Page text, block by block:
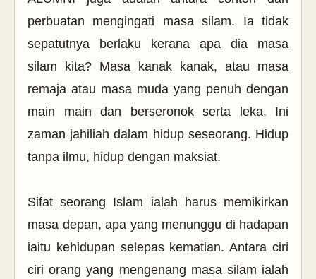
perbuatan mengingati masa silam. Ia tidak
sepatutnya berlaku kerana apa dia masa
silam kita? Masa kanak kanak, atau masa
remaja atau masa muda yang penuh dengan
main main dan berseronok serta leka. Ini
zaman jahiliah dalam hidup seseorang. Hidup
tanpa ilmu, hidup dengan maksiat.
Sifat seorang Islam ialah harus memikirkan
masa depan, apa yang menunggu di hadapan
iaitu kehidupan selepas kematian. Antara ciri
ciri orang yang mengenang masa silam ialah